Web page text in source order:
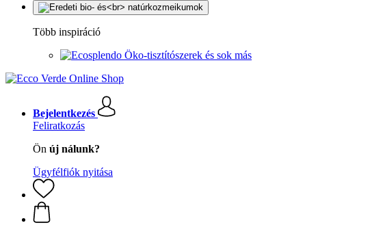
Több inspiráció
Öko-tisztítószerek és sok más
Bejelentkezés
Feliratkozás
Ön új nálunk?
Ügyfélfiók nyitása